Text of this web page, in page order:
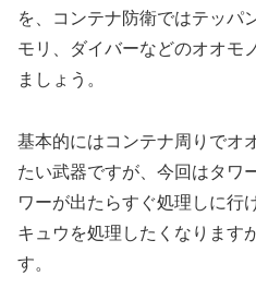
を、コンテナ防衛ではテッパ
モリ、ダイバーなどのオオモ
ましょう。
基本的にはコンテナ周りでオ
たい武器ですが、今回はタワ
ワーが出たらすぐ処理しに行
キュウを処理したくなります
す。